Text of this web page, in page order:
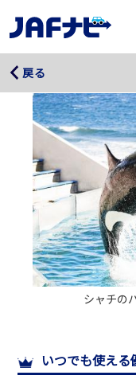
マイページ
会員優待のご利用方法
サイトマップ
戻る
鴨川シーワールド
シャチの
いつでも使える